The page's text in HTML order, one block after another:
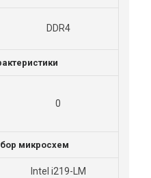
DDR4
0
микросхем
Intel i219-LM